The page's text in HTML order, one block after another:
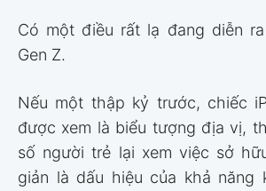
Có một điều rất lạ đang diễn
Gen Z.
Nếu một thập kỷ trước, chiếc
được xem là biểu tượng địa vị,
số người trẻ lại xem việc sở
giản là dấu hiệu của khả năng